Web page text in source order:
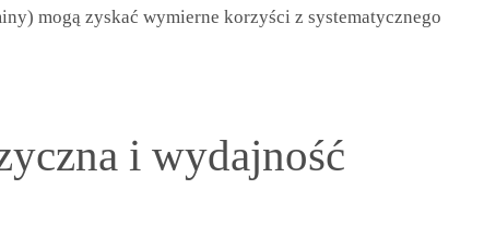
mogą zyskać wymierne korzyści z systematycznego
i wydajność